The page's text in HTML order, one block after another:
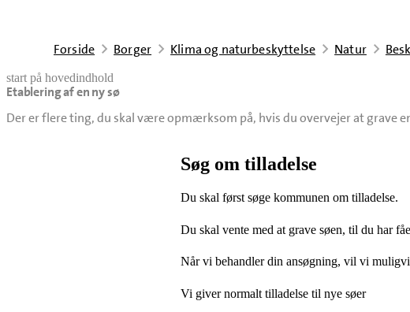
Forside Borger Klima og naturbeskyttelse Natur
start på hovedindhold
Etablering af en ny sø
Der er flere ting, du skal være opmærksom på, hvis du overvejer at grave
senest opdateret 18. februar 2026
Søg om tilladelse
Du skal først søge kommunen om tilladelse.
Du skal vente med at grave søen, til du har
Når vi behandler din ansøgning, vil vi
Vi giver normalt tilladelse til nye søer